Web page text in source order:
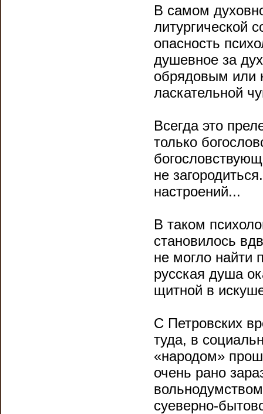
В самом
литургической
опасность
душевное за
обрядовым или
ласкательной
Всегда это
только
не
настроений...
В таком
становилось
не могло найти
русская душа
щитной в
С Петровских
туда, в
«народом»
очень рано
суеверно-